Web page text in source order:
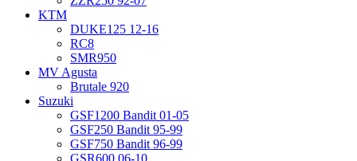
KTM
DUKE125 12-16
RC8
SMR950
MV Agusta
Brutale 920
Suzuki
GSF1200 Bandit 01-05
GSF250 Bandit 95-99
GSF750 Bandit 96-99